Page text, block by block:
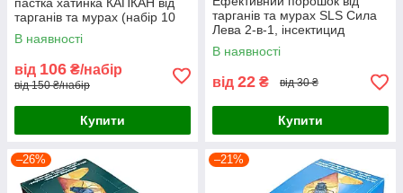
пастка хатинка КАПКАН від
тарганів та мурах (набір 10
шт)
В наявності
від 106 ₴/набір
від 150 ₴/набір
Купити
тарганів та мурах SLS Сила
Лева 2-в-1, інсектицид
концентрат (20 г)
В наявності
від 22 ₴ від 30 ₴
Купити
–26% –21%